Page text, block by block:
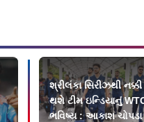
શ્રીલંકા સિરીઝથી નક્કી
થશે ટીમ ઇન્ડિયાનું
ભવિષ્ય : આકાશ ચોપડા